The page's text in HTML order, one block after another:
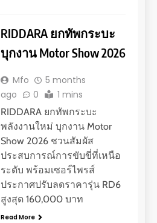
RIDDARA ยกทัพกระบะ
บุกงาน Motor Show 2026
Mfo
5 months
ago
0 1 mins
RIDDARA ยกทัพกระบะ
พลังงานใหม่ บุกงาน Motor
Show 2026 ชวนสัมผัส
ประสบการณ์การขับขี่ที่เหนือ
ระดับ พร้อมเซอร์ไพรส์
ประกาศปรับลดราคารุ่น RD6
สูงสุด 160,000 บาท
Read More